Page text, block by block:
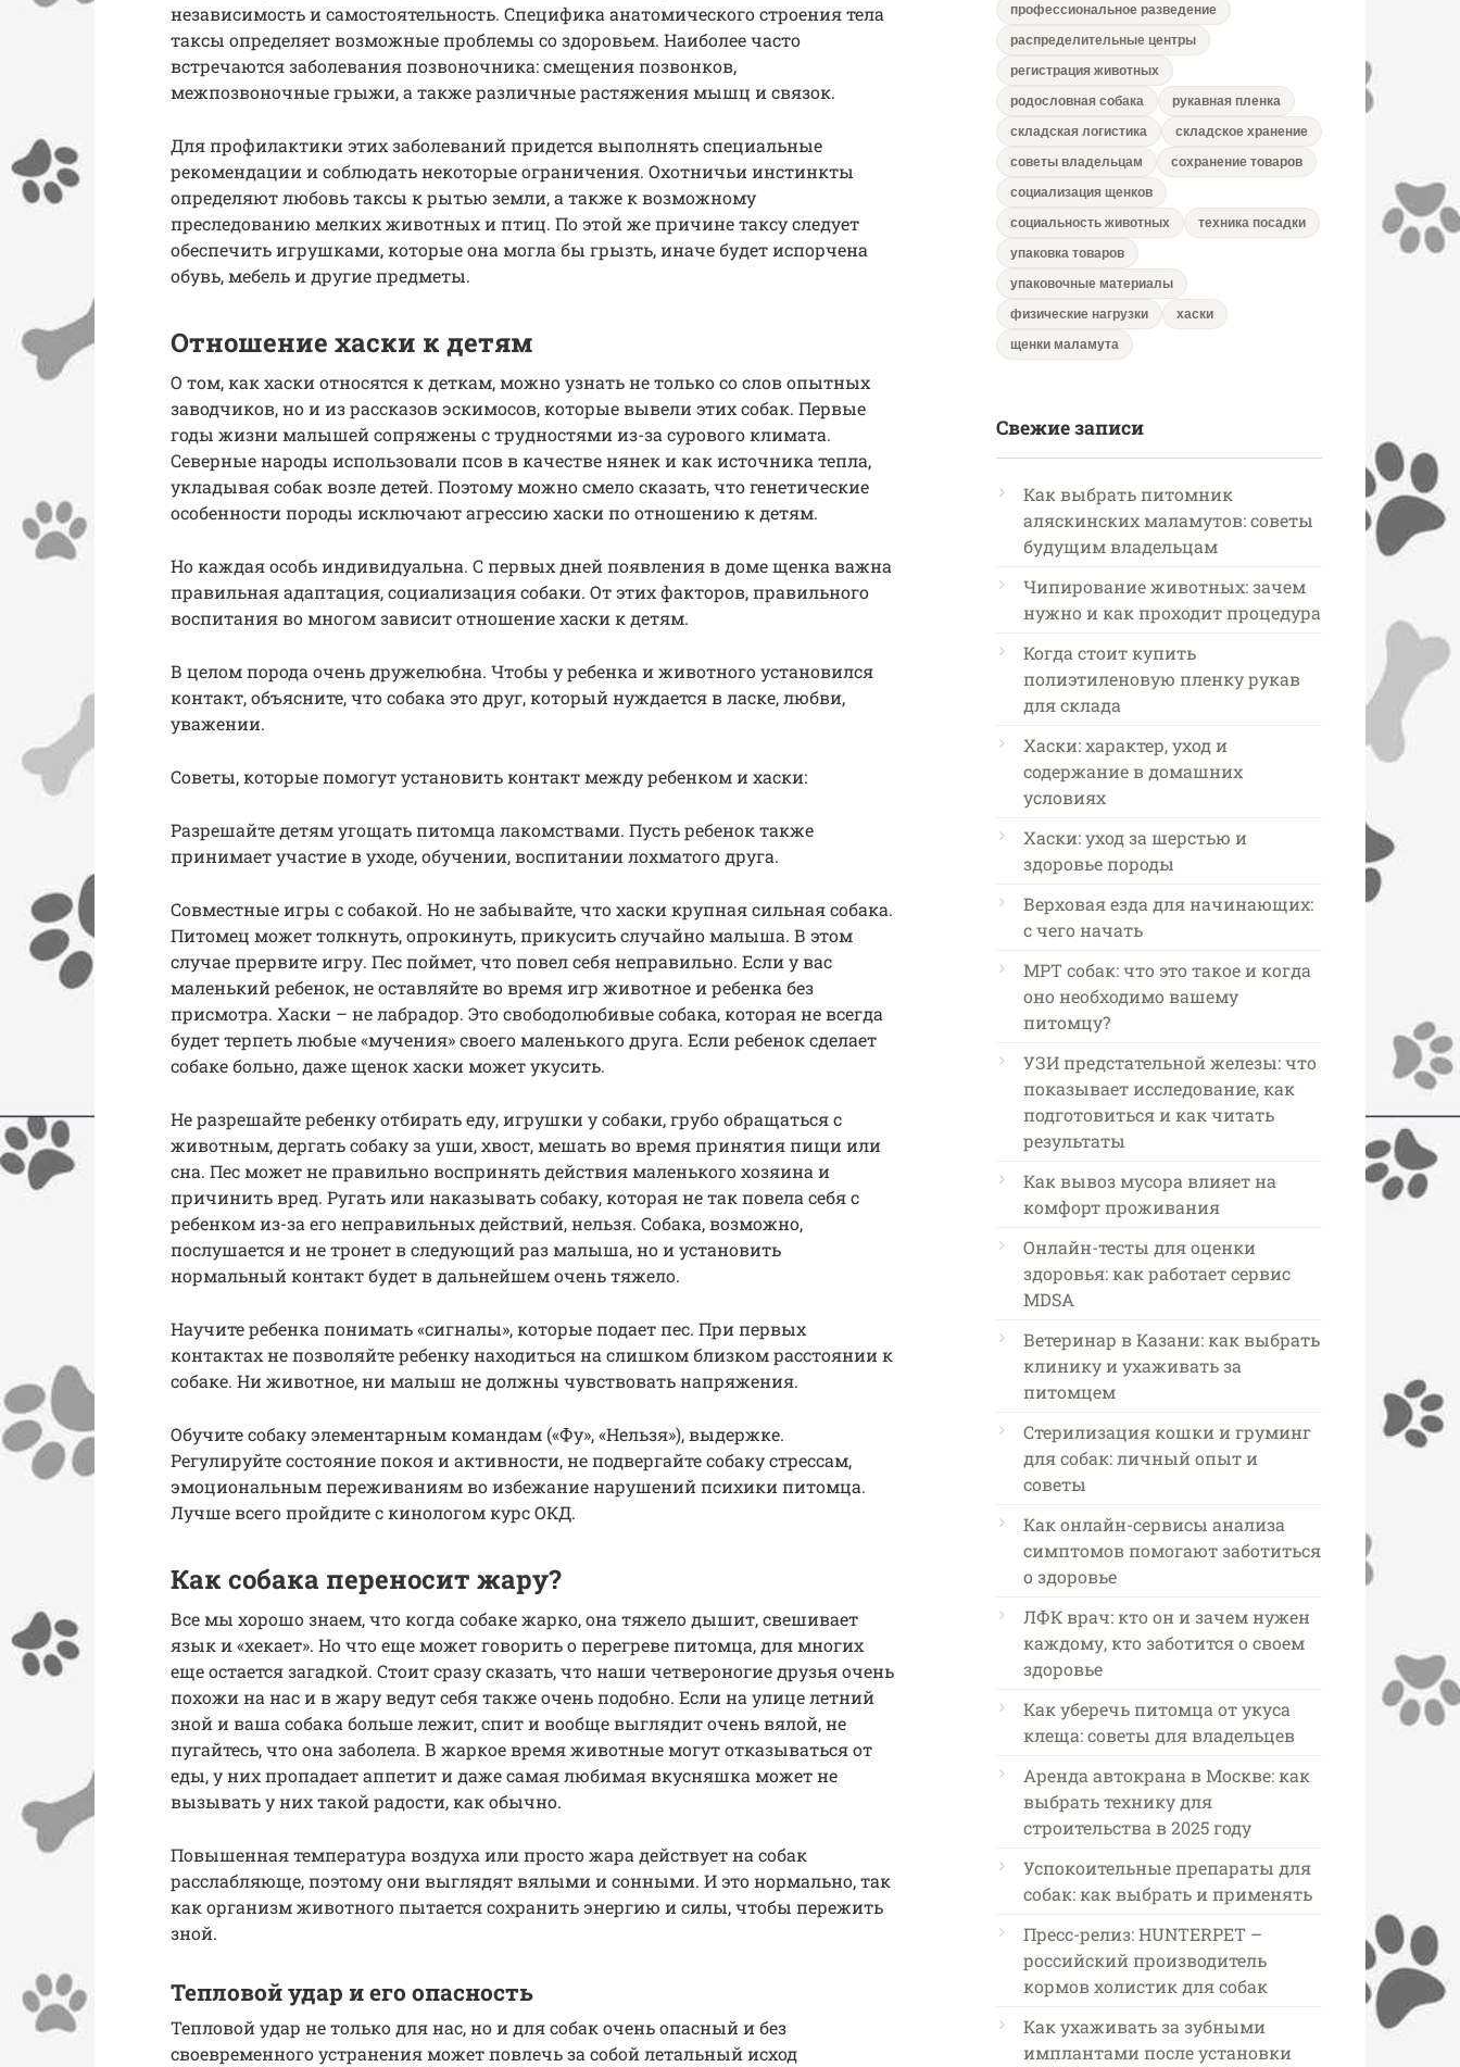
независимость и самостоятельность. Специфика анатомического строения тела
таксы определяет возможные проблемы со здоровьем. Наиболее часто
встречаются заболевания позвоночника: смещения позвонков,
межпозвоночные грыжи, а также различные растяжения мышц и связок.
Для профилактики этих заболеваний придется выполнять специальные
рекомендации и соблюдать некоторые ограничения. Охотничьи инстинкты
определяют любовь таксы к рытью земли, а также к возможному
преследованию мелких животных и птиц. По этой же причине таксу следует
обеспечить игрушками, которые она могла бы грызть, иначе будет испорчена
обувь, мебель и другие предметы.
Отношение хаски к детям
О том, как хаски относятся к деткам, можно узнать не только со слов опытных
заводчиков, но и из рассказов эскимосов, которые вывели этих собак. Первые
годы жизни малышей сопряжены с трудностями из-за сурового климата.
Северные народы использовали псов в качестве нянек и как источника тепла,
укладывая собак возле детей. Поэтому можно смело сказать, что генетические
особенности породы исключают агрессию хаски по отношению к детям.
Но каждая особь индивидуальна. С первых дней появления в доме щенка важна
правильная адаптация, социализация собаки. От этих факторов, правильного
воспитания во многом зависит отношение хаски к детям.
В целом порода очень дружелюбна. Чтобы у ребенка и животного установился
контакт, объясните, что собака это друг, который нуждается в ласке, любви,
уважении.
Советы, которые помогут установить контакт между ребенком и хаски:
Разрешайте детям угощать питомца лакомствами. Пусть ребенок также
принимает участие в уходе, обучении, воспитании лохматого друга.
Совместные игры с собакой. Но не забывайте, что хаски крупная сильная собака.
Питомец может толкнуть, опрокинуть, прикусить случайно малыша. В этом
случае прервите игру. Пес поймет, что повел себя неправильно. Если у вас
маленький ребенок, не оставляйте во время игр животное и ребенка без
присмотра. Хаски – не лабрадор. Это свободолюбивые собака, которая не всегда
будет терпеть любые «мучения» своего маленького друга. Если ребенок сделает
собаке больно, даже щенок хаски может укусить.
Не разрешайте ребенку отбирать еду, игрушки у собаки, грубо обращаться с
животным, дергать собаку за уши, хвост, мешать во время принятия пищи или
сна. Пес может не правильно воспринять действия маленького хозяина и
причинить вред. Ругать или наказывать собаку, которая не так повела себя с
ребенком из-за его неправильных действий, нельзя. Собака, возможно,
послушается и не тронет в следующий раз малыша, но и установить
нормальный контакт будет в дальнейшем очень тяжело.
Научите ребенка понимать «сигналы», которые подает пес. При первых
контактах не позволяйте ребенку находиться на слишком близком расстоянии к
собаке. Ни животное, ни малыш не должны чувствовать напряжения.
Обучите собаку элементарным командам («Фу», «Нельзя»), выдержке.
Регулируйте состояние покоя и активности, не подвергайте собаку стрессам,
эмоциональным переживаниям во избежание нарушений психики питомца.
Лучше всего пройдите с кинологом курс ОКД.
Как собака переносит жару?
Все мы хорошо знаем, что когда собаке жарко, она тяжело дышит, свешивает
язык и «хекает». Но что еще может говорить о перегреве питомца, для многих
еще остается загадкой. Стоит сразу сказать, что наши четвероногие друзья очень
похожи на нас и в жару ведут себя также очень подобно. Если на улице летний
зной и ваша собака больше лежит, спит и вообще выглядит очень вялой, не
пугайтесь, что она заболела. В жаркое время животные могут отказываться от
еды, у них пропадает аппетит и даже самая любимая вкусняшка может не
вызывать у них такой радости, как обычно.
Повышенная температура воздуха или просто жара действует на собак
расслабляюще, поэтому они выглядят вялыми и сонными. И это нормально, так
как организм животного пытается сохранить энергию и силы, чтобы пережить
зной.
Тепловой удар и его опасность
Тепловой удар не только для нас, но и для собак очень опасный и без
своевременного устранения может повлечь за собой летальный исход
профессиональное разведение
распределительные центры
регистрация животных
родословная собака
рукавная пленка
складская логистика
складское хранение
советы владельцам
сохранение товаров
социализация щенков
социальность животных
техника посадки
упаковка товаров
упаковочные материалы
физические нагрузки
хаски
щенки маламута
Свежие записи
Как выбрать питомник
аляскинских маламутов: советы
будущим владельцам
Чипирование животных: зачем
нужно и как проходит процедура
Когда стоит купить
полиэтиленовую пленку рукав
для склада
Хаски: характер, уход и
содержание в домашних
условиях
Хаски: уход за шерстью и
здоровье породы
Верховая езда для начинающих:
с чего начать
МРТ собак: что это такое и когда
оно необходимо вашему
питомцу?
УЗИ предстательной железы: что
показывает исследование, как
подготовиться и как читать
результаты
Как вывоз мусора влияет на
комфорт проживания
Онлайн-тесты для оценки
здоровья: как работает сервис
MDSA
Ветеринар в Казани: как выбрать
клинику и ухаживать за
питомцем
Стерилизация кошки и груминг
для собак: личный опыт и
советы
Как онлайн-сервисы анализа
симптомов помогают заботиться
о здоровье
ЛФК врач: кто он и зачем нужен
каждому, кто заботится о своем
здоровье
Как уберечь питомца от укуса
клеща: советы для владельцев
Аренда автокрана в Москве: как
выбрать технику для
строительства в 2025 году
Успокоительные препараты для
собак: как выбрать и применять
Пресс-релиз: HUNTERPET –
российский производитель
кормов холистик для собак
Как ухаживать за зубными
имплантами после установки